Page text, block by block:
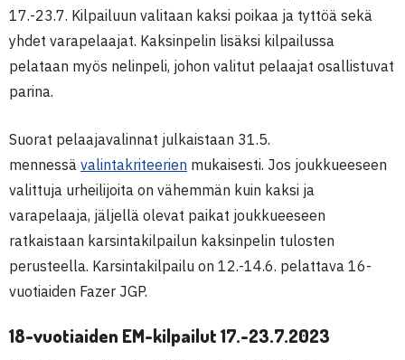
17.-23.7. Kilpailuun valitaan kaksi poikaa ja tyttöä sekä
yhdet varapelaajat. Kaksinpelin lisäksi kilpailussa
pelataan myös nelinpeli, johon valitut pelaajat osallistuvat
parina.
Suorat pelaajavalinnat julkaistaan 31.5.
mennessä valintakriteerien mukaisesti. Jos joukkueeseen
valittuja urheilijoita on vähemmän kuin kaksi ja
varapelaaja, jäljellä olevat paikat joukkueeseen
ratkaistaan karsintakilpailun kaksinpelin tulosten
perusteella. Karsintakilpailu on 12.-14.6. pelattava 16-
vuotiaiden Fazer JGP.
18-vuotiaiden EM-kilpailut17.-23.7.2023